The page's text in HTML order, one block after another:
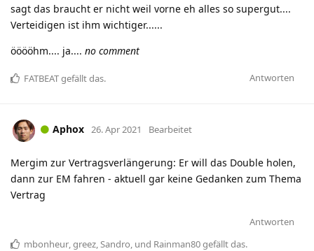
sagt das braucht er nicht weil vorne eh alles so supergut....
Verteidigen ist ihm wichtiger......
ööööhm.... ja.... no comment
Antworten
FATBEATgefällt das.
Aphox 26. Apr 2021 Bearbeitet
Mergim zur Vertragsverlängerung: Er will das Double holen,
dann zur EM fahren - aktuell gar keine Gedanken zum Thema
Vertrag
Antworten
mbonheur greez Sandro , und Rainman80gefällt das.